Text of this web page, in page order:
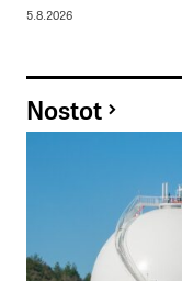
5.8.2026
Nostot